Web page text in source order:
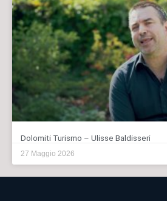
Dolomiti Turismo – Ulisse Baldisseri
27 Maggio 2026